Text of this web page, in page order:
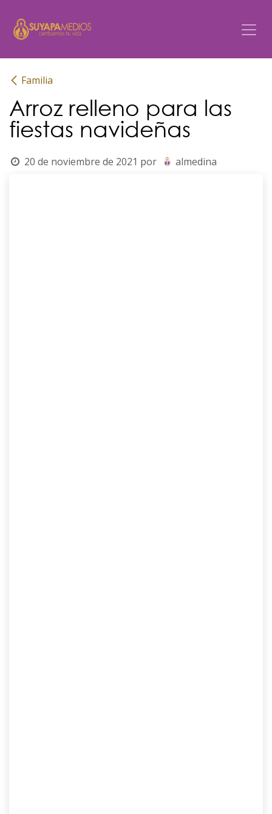
Familia
Arroz relleno para las
fiestas navideñas
20 de noviembre de 2021 por almedina